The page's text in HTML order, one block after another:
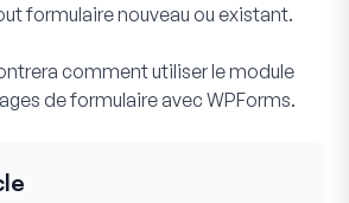
formulaire nouveau ou existant.
comment utiliser le module
de formulaire avec WPForms.